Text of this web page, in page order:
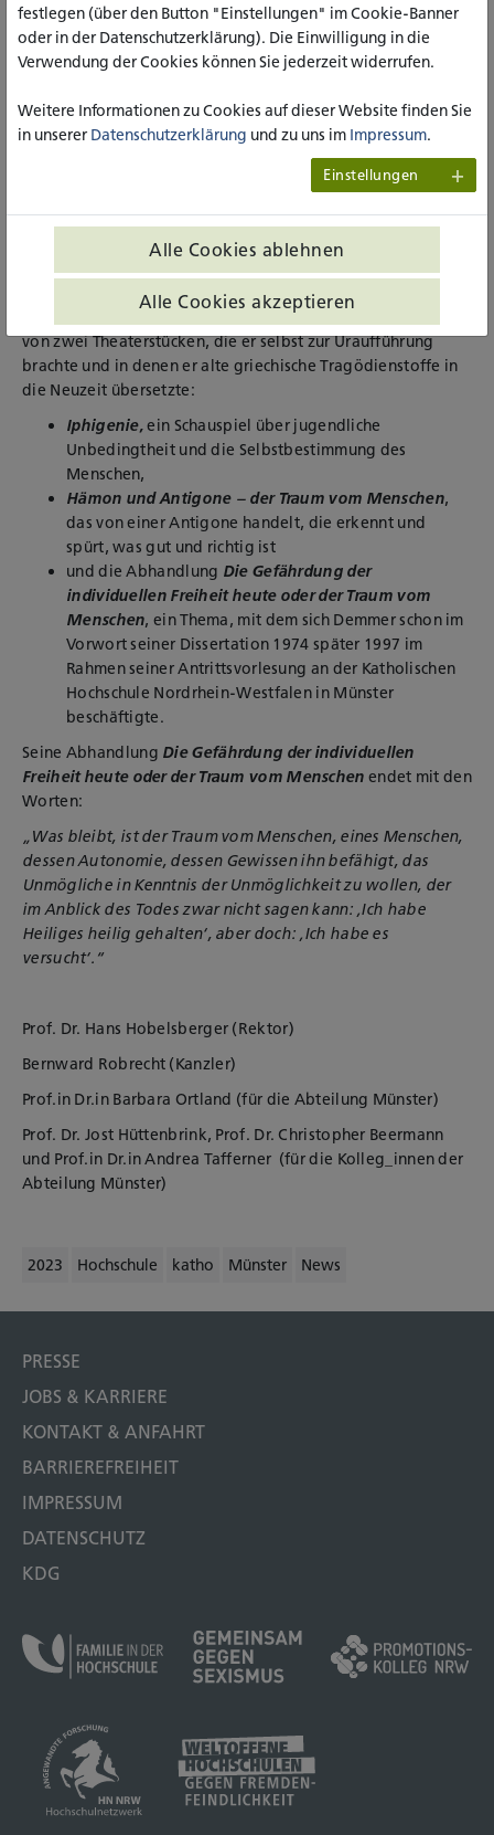
Seine fortlaufende, bis 2015 ausgeübte anwaltliche
Tätigkeit und der damit verbundene ständige Praxisbezug,
der sich beispielsweise auch in seiner 16-jährigen Tätigkeit
widerspiegelt, waren die entscheidende Grundlage seiner
Lehrtätigkeit. Er war Ausbilder im Bereich des juristischen
Referendariats und Prüfer im zweiten juristischen
Staatsexamen beim Landesjustizprüfungsamt in Düsseldorf.
Von den vielen Facetten seiner Persönlichkeit sollte nicht
unerwähnt bleiben, dass er auch eine ausgeprägte
philosophische Neigung hatte. Johannes Demmer war Autor
von zwei Theaterstücken, die er selbst zur Uraufführung
brachte und in denen er alte griechische Tragödienstoffe in
die Neuzeit übersetzte:
Iphigenie,ein Schauspiel über jugendliche
Unbedingtheit und die Selbstbestimmung des
Menschen,
Hämon und Antigone – der Traum vom Menschen,
das von einer Antigone handelt, die erkennt und
spürt, was gut und richtig ist
und die Abhandlung Die Gefährdung der
individuellen Freiheit heute oder der Traum vom
Menschen, ein Thema, mit dem sich Demmer schon im
Vorwort seiner Dissertation 1974 später 1997 im
Rahmen seiner Antrittsvorlesung an der Katholischen
Hochschule Nordrhein-Westfalen in Münster
beschäftigte.
Seine Abhandlung Die Gefährdung der individuellen
Freiheit heute oder der Traum vom Menschen endet mit den
Worten:
„Was bleibt, ist der Traum vom Menschen, eines Menschen,
dessen Autonomie, dessen Gewissen ihn befähigt, das
Unmögliche in Kenntnis der Unmöglichkeit zu wollen, der
im Anblick des Todes zwar nicht sagen kann: ‚Ich habe
Heiliges heilig gehalten‘, aber doch: ‚Ich habe es
versucht‘.“
Prof. Dr. Hans Hobelsberger (Rektor)
Bernward Robrecht (Kanzler)
Prof.in Dr.in Barbara Ortland (für die Abteilung Münster)
Prof. Dr. Jost Hüttenbrink, Prof. Dr. Christopher Beermann
und Prof.in Dr.in Andrea Tafferner (für die Kolleg_innen der
Abteilung Münster)
2023 Hochschule katho Münster News
PRESSE
JOBS & KARRIERE
KONTAKT & ANFAHRT
BARRIEREFREIHEIT
IMPRESSUM
DATENSCHUTZ
KDG
festlegen (über den Button "Einstellungen" im Cookie-Banner
oder in der Datenschutzerklärung). Die Einwilligung in die
Verwendung der Cookies können Sie jederzeit widerrufen.
Weitere Informationen zu Cookies auf dieser Website finden Sie
in unserer Datenschutzerklärung und zu uns im Impressum.
Einstellungen
Alle Cookies ablehnen
Alle Cookies akzeptieren